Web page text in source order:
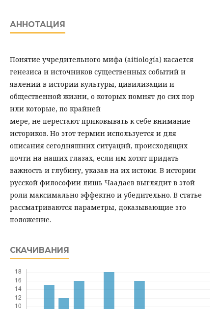
АННОТАЦИЯ
Понятие учредительного мифа (aitiología) касается
генезиса и источников существенных событий и
явлений в истории культуры, цивилизации и
общественной жизни, о которых помнят до сих пор
или которые, по крайней
мере, не перестают приковывать к себе внимание
историков. Но этот термин используется и для
описания сегодняшних ситуаций, происходящих
почти на наших глазах, если им хотят придать
важность и глубину, указав на их истоки. В истории
русской философии лишь Чаадаев выглядит в этой
роли максимально эффектно и убедительно. В статье
рассматриваются параметры, доказывающие это
положение.
СКАЧИВАНИЯ